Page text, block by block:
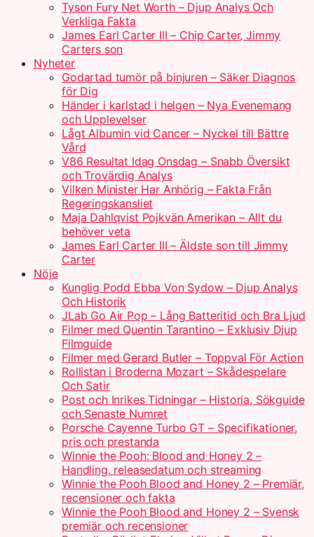
Tyson Fury Net Worth – Djup Analys Och
Verkliga Fakta
James Earl Carter III – Chip Carter, Jimmy
Carters son
Nyheter
Godartad tumör på binjuren – Säker Diagnos
för Dig
Händer i karlstad i helgen – Nya Evenemang
och Upplevelser
Lågt Albumin vid Cancer – Nyckel till Bättre
Vård
V86 Resultat Idag Onsdag – Snabb Översikt
och Trovärdig Analys
Vilken Minister Har Anhörig – Fakta Från
Regeringskansliet
Maja Dahlqvist Pojkvän Amerikan – Allt du
behöver veta
James Earl Carter III – Äldste son till Jimmy
Carter
Nöje
Kunglig Podd Ebba Von Sydow – Djup Analys
Och Historik
JLab Go Air Pop – Lång Batteritid och Bra Ljud
Filmer med Quentin Tarantino – Exklusiv Djup
Filmguide
Filmer med Gerard Butler – Toppval För Action
Rollistan i Broderna Mozart – Skådespelare
Och Satir
Post och Inrikes Tidningar – Historia, Sökguide
och Senaste Numret
Porsche Cayenne Turbo GT – Specifikationer,
pris och prestanda
Winnie the Pooh: Blood and Honey 2 –
Handling, releasedatum och streaming
Winnie the Pooh Blood and Honey 2 – Premiär,
recensioner och fakta
Winnie the Pooh Blood and Honey 2 – Svensk
premiär och recensioner